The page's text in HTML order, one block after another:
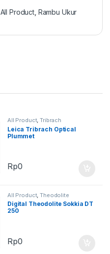
All Product Rambu Ukur
All Product,Tribrach
Leica Tribrach Optical
Plummet
Rp0
All Product,Theodolite
Digital Theodolite Sokkia DT
250
Rp0